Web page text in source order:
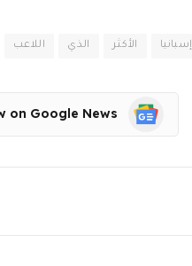
إسبانيا الأكثر الذي اللاعب
on Google News